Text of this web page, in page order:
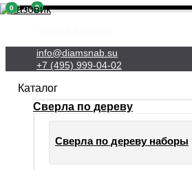
info@diamsnab.su
+7 (495) 999-04-02
0
Каталог
Сверла по дереву
Сверла по дереву наборы
0